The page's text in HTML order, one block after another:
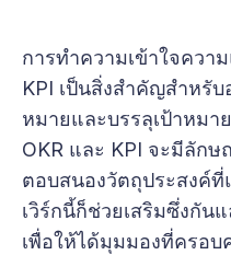
การทำความเข้าใจควา
KPI เป็นสิ่งสำคัญสำหรั
หมายและบรรลุเป้าหมา
OKR และ KPI จะมีลัก
ตอบสนองวัตถุประสงค์
เวิร์กนี้ก็ช่วยเสริมซึ่งกัน
เพื่อให้ได้มุมมองที่ครอ